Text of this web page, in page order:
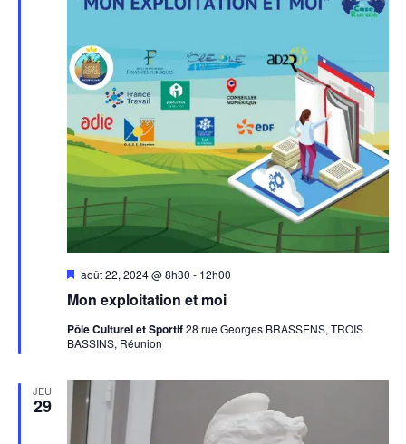
Mon exploitation et moi
Mis
avant
août 22, 2024 @ 8h30 - 12h00
Pôle Culturel et Sportif28 rue Georges BRASSENS, TROIS
BASSINS, Réunion
JEU
29